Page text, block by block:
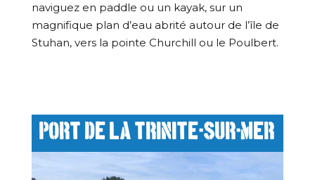
naviguez en paddle ou un kayak, sur un
magnifique plan d’eau abrité autour de l’île de
Stuhan, vers la pointe Churchill ou le Poulbert.
Port de La trinite-sur-mer